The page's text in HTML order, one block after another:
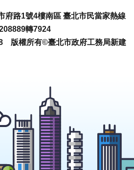
府路1號4樓南區 臺北市民當家熱線
轉7924
版權所有©臺北市政府工務局新建